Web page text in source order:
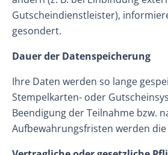
Gutscheindienstleister),
gesondert.
Dauer der Datenspeicherung
Ihre Daten werden so lange
Stempelkarten- oder
Beendigung der Teilnahme bzw.
Aufbewahrungsfristen werden